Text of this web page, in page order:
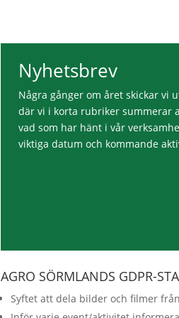
Nyhetsbrev
Några gånger om året skickar vi
där vi i korta rubriker summerar
vad som har hänt i vår
viktiga datum och kommande
AGRO SÖRMLANDS GDPR-
Syftet att dela bilder och filmer